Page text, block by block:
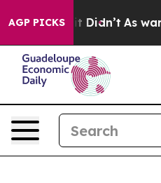
AGP PICKS
it Didn’t As war With